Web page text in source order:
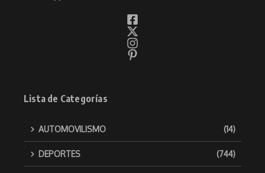
Lista de Categorías
AUTOMOVILISMO (14)
DEPORTES (744)